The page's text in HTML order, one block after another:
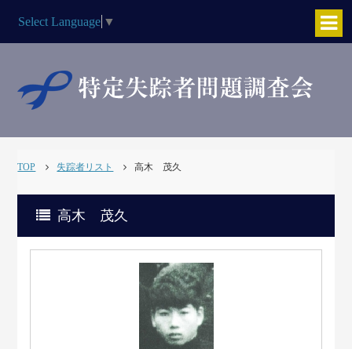
Select Language ▼
TOP 失踪者リスト 高木 茂久
高木 茂久